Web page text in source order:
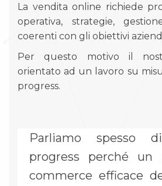
La vendita online richiede
operativa, strategie,
coerenti con gli obiettivi
Per questo motivo il
orientato ad un lavoro su
progress.
Parliamo spesso
progress perché un
commerce efficace